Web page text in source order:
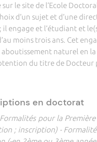
le site de l’Ecole
d’un sujet et d’une
il engage et l’étudiant et
moins trois ans. Cet
naturel en la
du titre de Docteur
en doctorat
pour la
; inscription) -